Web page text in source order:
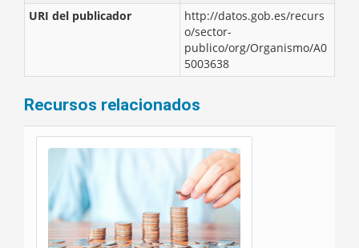
URI del publicador
http://datos.gob.es/recurs
o/sector-
publico/org/Organismo/A0
5003638
Recursos relacionados